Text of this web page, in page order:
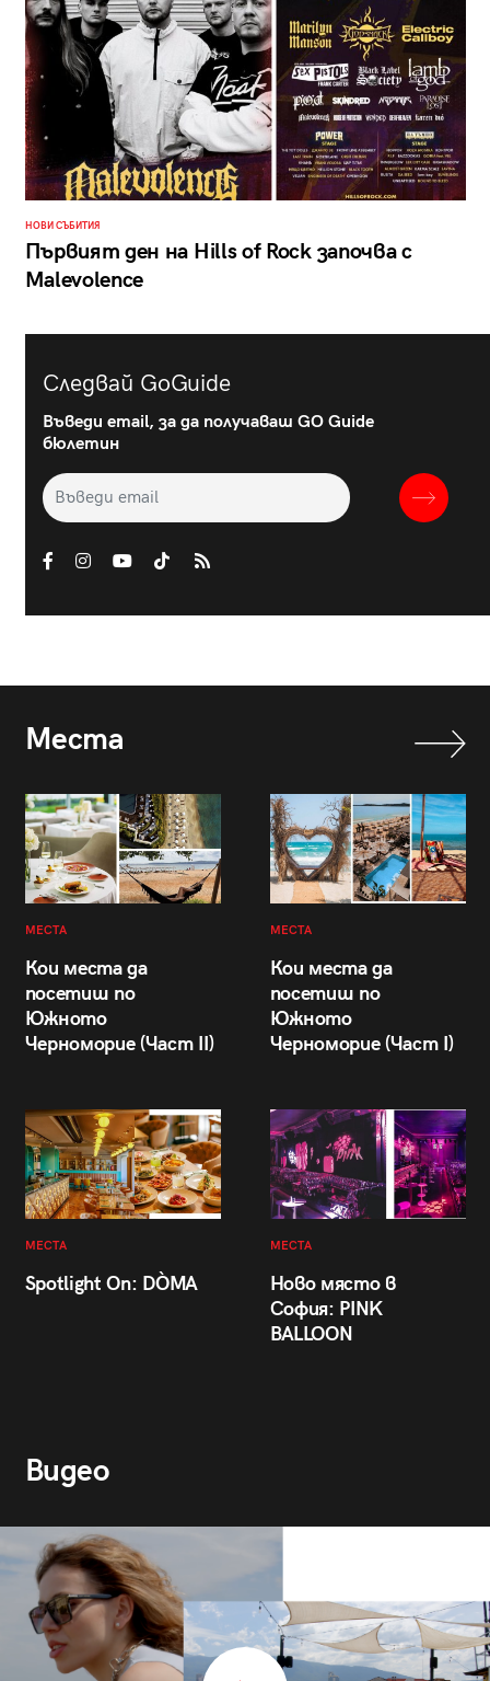
НОВИ СЪБИТИЯ
Първият ден на Hills of Rock започва с
Malevolence
Следвай GoGuide
Въведи email, за да получаваш GO Guide
бюлетин
Места
МЕСТА
Кои места да
посетиш по
Южното
Черноморие (Част II)
МЕСТА
Кои места да
посетиш по
Южното
Черноморие (Част I)
МЕСТА
Spotlight On: DÒMA
МЕСТА
Ново място в
София: PINK
BALLOON
Видео